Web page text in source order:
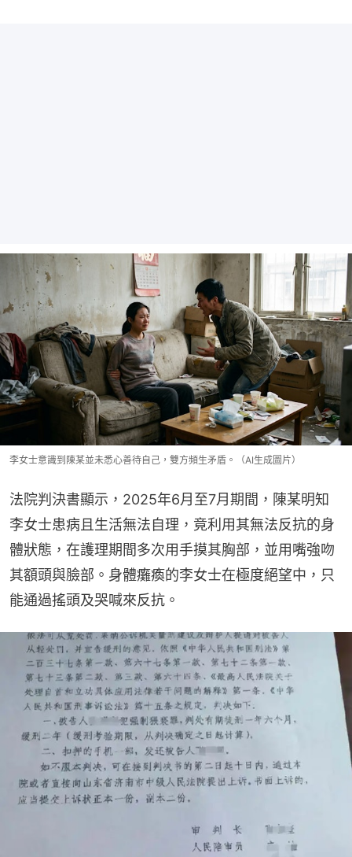
李女士意識到陳某並未悉心善待自己，雙方頻生矛盾。（AI生成圖片）
法院判決書顯示，2025年6月至7月期間，陳某明知
李女士患病且生活無法自理，竟利用其無法反抗的身
體狀態，在護理期間多次用手摸其胸部，並用嘴強吻
其額頭與臉部。身體癱瘓的李女士在極度絕望中，只
能通過搖頭及哭喊來反抗。